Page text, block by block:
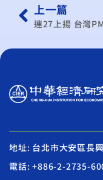
上一篇
地址: 台北市大安區長
電話: +886-2-2735-